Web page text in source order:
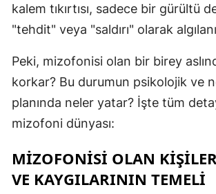
kalem tıkırtısı, sadece bir gürültü
"tehdit" veya "saldırı" olarak
Peki, mizofonisi olan bir birey
korkar? Bu durumun psikolojik ve
planında neler yatar? İşte tüm
mizofoni dünyası:
MIZOFONISI OLAN
VE KAYGILARININ TEMELI